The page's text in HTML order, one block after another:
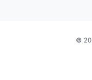
©